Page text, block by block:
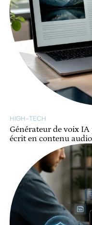
HIGH-TECH
Générateur de voix
écrit en contenu audio